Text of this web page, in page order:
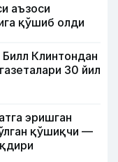
аъзоси
қўшиб олди
Клинтондан
30 йил
эришган
қўшиқчи —